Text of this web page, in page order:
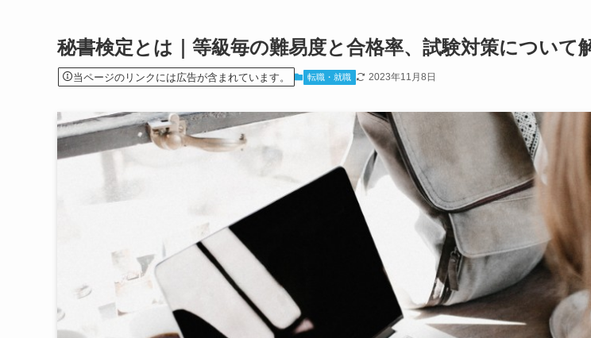
秘書検定とは｜等級毎の難易度と合格率、試験対策について
当ページのリンクには広告が含まれています。 転職・就職 2023年11月8日